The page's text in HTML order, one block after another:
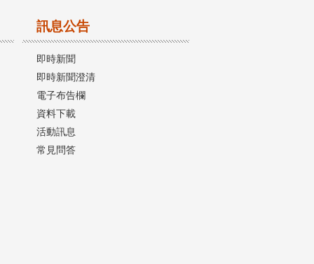
訊息公告
即時新聞
即時新聞澄清
電子布告欄
資料下載
活動訊息
常見問答